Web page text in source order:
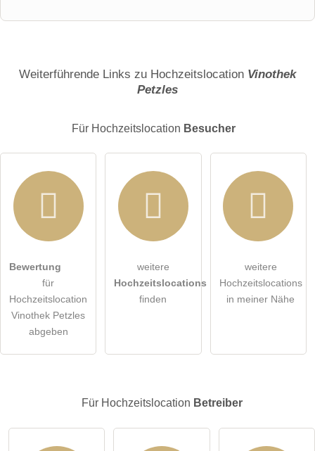
E-Mail-Adresse (wird nicht veröffentlicht)
Die Datenschutzerklärung habe ich zur Kenntnis genommen.
öffentliche Frage stellen
Hinweis:Bitte beachten Sie, öffentliche Fragen sindfür alle
Hochzeitslocation-Eintrag zu stellen.
Weiterführende Links zu Hochzeitslocation Vinothek
Petzles
Für Hochzeitslocation Besucher
Bewertung
für
Hochzeitslocation
Vinothek Petzles
abgeben
weitere
Hochzeitslocations
finden
weitere
Hochzeitslocations
in meiner Nähe
Für Hochzeitslocation Betreiber